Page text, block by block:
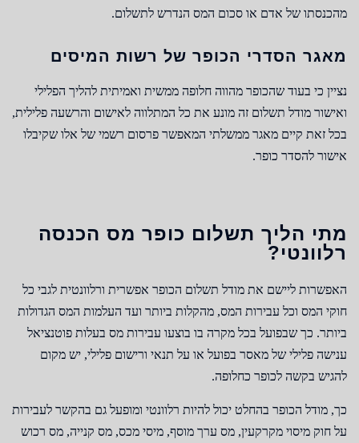
מהכנסתו של אדם או סכום המס הנדרש לתשלום.
מאגר הסדרי הכופר של רשות המיסים
נציין כי בעוד שהכופר מהווה חלופה ממשית ואמיתית להליך הפלילי
ואישור מודל תשלום זה מונע את כל המתלווה לאישום והרשעה פלילית,
בכל זאת קיים מאגר ממשלתי המאפשר פרסום רשמי של אלו שקיבלו
אישור להסדר כופר.
מתי הליך תשלום כופר מס הכנסה
רלוונטי?
האפשרות ליישם את מודל תשלום הכופר אפשרית ורלוונטית לגבי כל
חוקי המס וכל עבירות המס, מהקלות ביותר ועד העלמות המס הגדולות
ביותר. כך שבפועל בכל מקרה בו בוצעו עבירות מס בעלות פוטנציאל
ענישה פלילי של מאסר בפועל או על תנאי ורישום פלילי, יש מקום
להגיש בקשה לכופר כחלופה.
כך, מודל הכופר בהחלט יכול להיות רלוונטי ומופעל גם בהקשר לעבירות
על חוק מיסוי מקרקעין, מס ערך מוסף, מיסי מכס, מס קנייה, מס רכוש